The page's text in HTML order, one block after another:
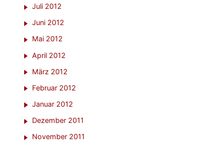
Juli 2012
Juni 2012
Mai 2012
April 2012
März 2012
Februar 2012
Januar 2012
Dezember 2011
November 2011